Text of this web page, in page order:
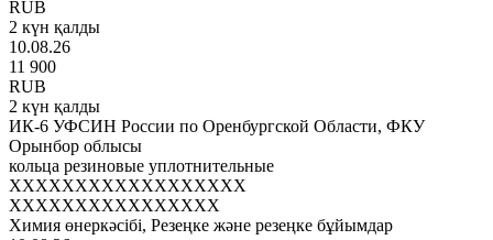
RUB
2 күн қалды
10.08.26
11 900
RUB
2 күн қалды
ИК-6 УФСИН России по Оренбургской Области, ФКУ
Орынбор облысы
кольца резиновые уплотнительные
XXXXXXXXXXXXXXXXXX
XXXXXXXXXXXXXXXX
Химия өнеркәсібі, Резеңке және резеңке бұйымдар